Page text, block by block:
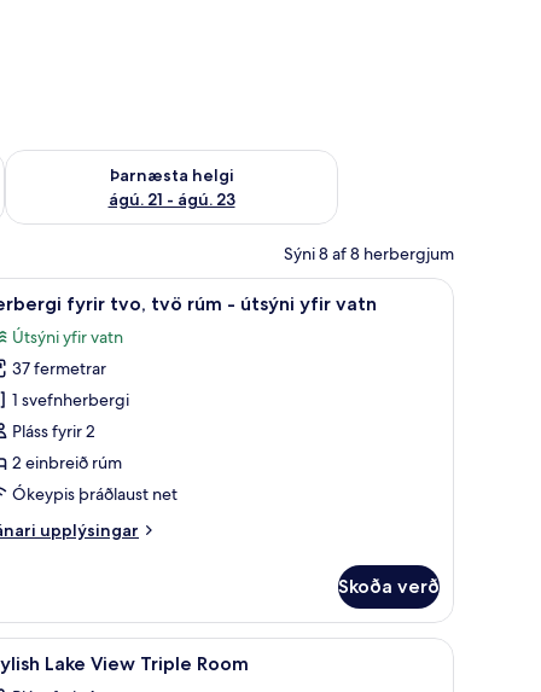
16
Þarnæsta helgi
ágú. 21 - ágú. 23
Athuga framboð þarnæstu helgi ágú. 21 - ágú. 23
Sýni 8 af 8 herbergjum
með „pillowtop“-dýnum Herbergi fyrir tvo, tvö rúm - útsýni yfir vatn
10 fyrir tvo, tvö rúm - útsýni yfir vatn
Útsýni yfir vatn
37 fermetrar
1 svefnherbergi
Pláss fyrir 2
2 einbreið rúm
Ókeypis þráðlaust net
upplýsingar
Skoða verð
„pillowtop“-dýnum
yfir vatn | Rúmföt af bestu gerð, dúnsængur, rúm með „pillowtop“-
Rúmföt af bestu gerð, dúnsængur, rúm með
1 Lake View Triple Room